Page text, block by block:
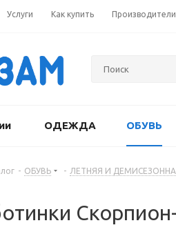
Услуги Как купить Производители
ОДЕЖДА ОБУВЬ
- ОБУВЬ - ЛЕТНЯЯ И